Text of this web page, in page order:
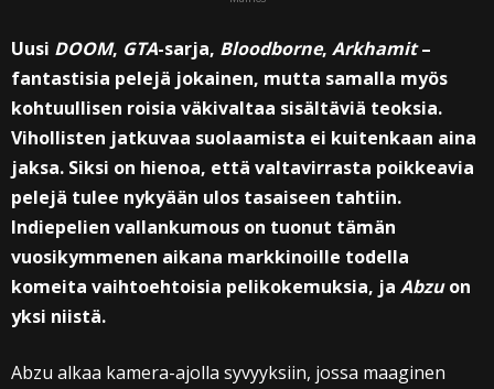
Uusi DOOM, GTA-sarja, Bloodborne, Arkhamit–
fantastisia pelejä jokainen, mutta samalla myös
kohtuullisen roisia väkivaltaa sisältäviä teoksia.
Vihollisten jatkuvaa suolaamista ei kuitenkaan aina
jaksa. Siksi on hienoa, että valtavirrasta poikkeavia
pelejä tulee nykyään ulos tasaiseen tahtiin.
Indiepelien vallankumous on tuonut tämän
vuosikymmenen aikana markkinoille todella
komeita vaihtoehtoisia pelikokemuksia, ja Abzuon
yksi niistä.
Abzu alkaa kamera-ajolla syvyyksiin, jossa maaginen